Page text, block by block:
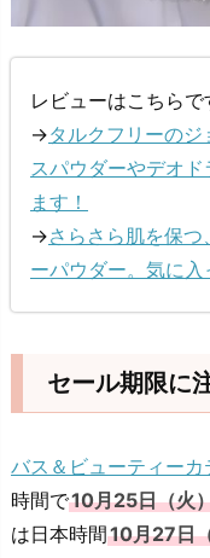
レビューはこちらで
→タルクフリーの
スパウダーやデオ
ます！
→さらさら肌を保
ーパウダー。気に入
セール期限に
バス＆ビューティーカ
時間で10月25日（火
は日本時間10月27日